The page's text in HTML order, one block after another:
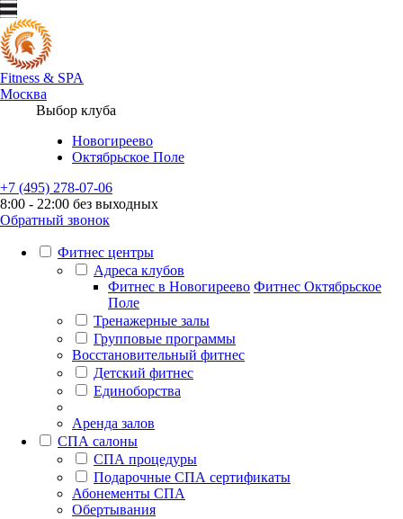
Fitness & SPA
Москва
Выбор клуба
Новогиреево
Октябрьское Поле
+7 (495) 278-07-06
8:00 - 22:00 без выходных
Обратный звонок
Фитнес центры
Адреса клубов
Фитнес в Новогиреево Фитнес Октябрьское
Поле
Тренажерные залы
Групповые программы
Восстановительный фитнес
Детский фитнес
Единоборства
Аренда залов
СПА салоны
СПА процедуры
Подарочные СПА сертификаты
Абонементы СПА
Обертывания